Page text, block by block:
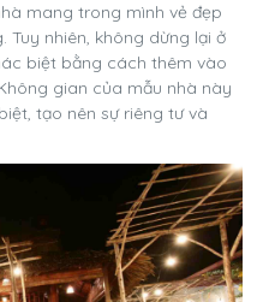
mang trong mình vẻ đẹp
Tuy nhiên, không dừng lại ở
biệt bằng cách thêm vào
gian của mẫu nhà này
tạo nên sự riêng tư và